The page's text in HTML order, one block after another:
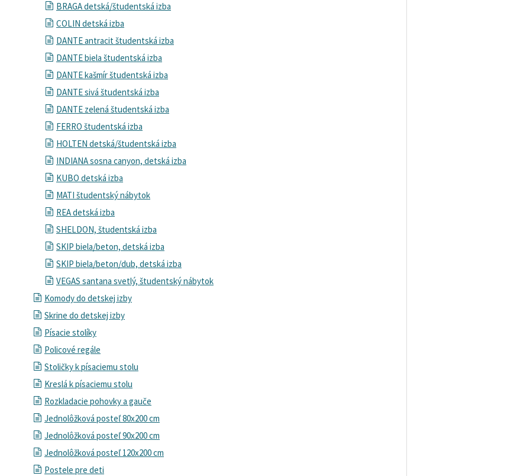
BRAGA detská/študentská izba
COLIN detská izba
DANTE antracit študentská izba
DANTE biela študentská izba
DANTE kašmír študentská izba
DANTE sivá študentská izba
DANTE zelená študentská izba
FERRO študentská izba
HOLTEN detská/študentská izba
INDIANA sosna canyon, detská izba
KUBO detská izba
MATI študentský nábytok
REA detská izba
SHELDON, študentská izba
SKIP biela/beton, detská izba
SKIP biela/beton/dub, detská izba
VEGAS santana svetlý, študentský nábytok
Komody do detskej izby
Skrine do detskej izby
Písacie stolíky
Policové regále
Stoličky k písaciemu stolu
Kreslá k písaciemu stolu
Rozkladacie pohovky a gauče
Jednolôžková posteľ 80x200 cm
Jednolôžková posteľ 90x200 cm
Jednolôžková posteľ 120x200 cm
Postele pre deti